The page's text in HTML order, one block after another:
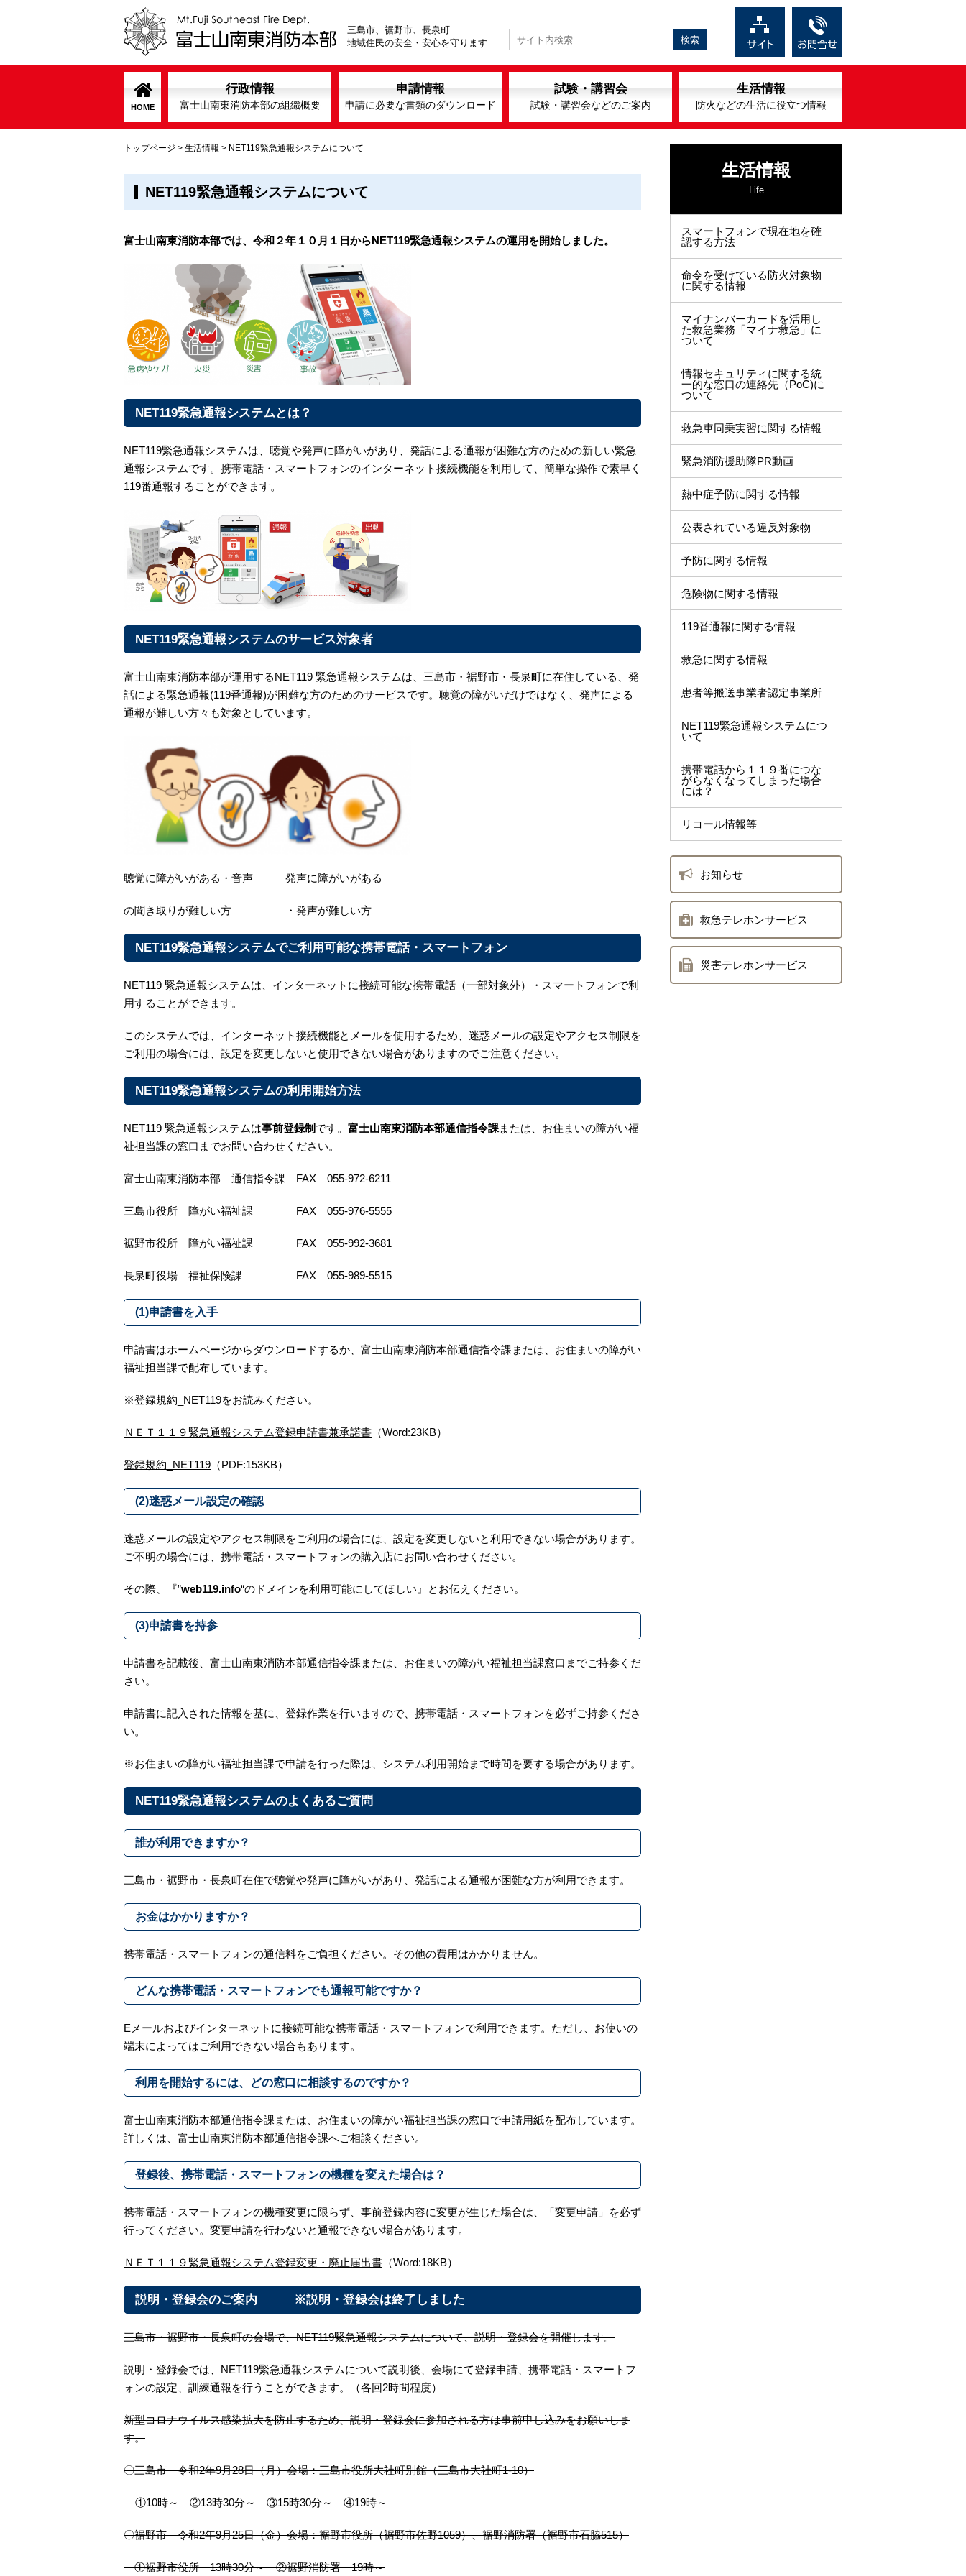
三島市、裾野市、長泉町
地域住民の安全・安心を守ります
HOME
行政情報
富士山南東消防本部の組織概要
申請情報
申請に必要な書類のダウンロード
試験・講習会
試験・講習会などのご案内
生活情報
防火などの生活に役立つ情報
トップページ > 生活情報 > NET119緊急通報システムについて
NET119緊急通報システムについて
富士山南東消防本部では、令和２年１０月１日からNET119緊急通報システムの運用を開始しました。
NET119緊急通報システムとは？
NET119緊急通報システムは、聴覚や発声に障がいがあり、発話による通報が困難な方のための新しい緊急
通報システムです。携帯電話・スマートフォンのインターネット接続機能を利用して、簡単な操作で素早く
119番通報することができます。
NET119緊急通報システムのサービス対象者
富士山南東消防本部が運用するNET119 緊急通報システムは、三島市・裾野市・長泉町に在住している、発
話による緊急通報(119番通報)が困難な方のためのサービスです。聴覚の障がいだけではなく、発声による
通報が難しい方々も対象としています。
聴覚に障がいがある・音声 発声に障がいがある
の聞き取りが難しい方 ・発声が難しい方
NET119緊急通報システムでご利用可能な携帯電話・スマートフォン
NET119 緊急通報システムは、インターネットに接続可能な携帯電話（一部対象外）・スマートフォンで利
用することができます。
このシステムでは、インターネット接続機能とメールを使用するため、迷惑メールの設定やアクセス制限を
ご利用の場合には、設定を変更しないと使用できない場合がありますのでご注意ください。
NET119緊急通報システムの利用開始方法
NET119 緊急通報システムは事前登録制 です。 富士山南東消防本部通信指令課または、お住まいの障がい福
祉担当課の窓口までお問い合わせください。
富士山南東消防本部 通信指令課 FAX 055-972-6211
三島市役所 障がい福祉課 FAX 055-976-5555
裾野市役所 障がい福祉課 FAX 055-992-3681
長泉町役場 福祉保険課 FAX 055-989-5515
(1)申請書を入手
申請書はホームページからダウンロードするか、富士山南東消防本部通信指令課または、お住まいの障がい
福祉担当課で配布しています。
※登録規約_NET119をお読みください。
ＮＥＴ１１９緊急通報システム登録申請書兼承諾書 （Word:23KB）
登録規約_NET119 （PDF:153KB）
(2)迷惑メール設定の確認
迷惑メールの設定やアクセス制限をご利用の場合には、設定を変更しないと利用できない場合があります。
ご不明の場合には、携帯電話・スマートフォンの購入店にお問い合わせください。
その際、『”web119.info“のドメインを利用可能にしてほしい』とお伝えください。
(3)申請書を持参
申請書を記載後、富士山南東消防本部通信指令課または、お住まいの障がい福祉担当課窓口までご持参くだ
さい。
申請書に記入された情報を基に、登録作業を行いますので、携帯電話・スマートフォンを必ずご持参くださ
い。
※お住まいの障がい福祉担当課で申請を行った際は、システム利用開始まで時間を要する場合があります。
NET119緊急通報システムのよくあるご質問
誰が利用できますか？
三島市・裾野市・長泉町在住で聴覚や発声に障がいがあり、発話による通報が困難な方が利用できます。
お金はかかりますか？
携帯電話・スマートフォンの通信料をご負担ください。その他の費用はかかりません。
どんな携帯電話・スマートフォンでも通報可能ですか？
Eメールおよびインターネットに接続可能な携帯電話・スマートフォンで利用できます。ただし、お使いの
端末によってはご利用できない場合もあります。
利用を開始するには、どの窓口に相談するのですか？
富士山南東消防本部通信指令課または、お住まいの障がい福祉担当課の窓口で申請用紙を配布しています。
詳しくは、富士山南東消防本部通信指令課へご相談ください。
登録後、携帯電話・スマートフォンの機種を変えた場合は？
携帯電話・スマートフォンの機種変更に限らず、事前登録内容に変更が生じた場合は、「変更申請」を必ず
行ってください。変更申請を行わないと通報できない場合があります。
ＮＥＴ１１９緊急通報システム登録変更・廃止届出書 （Word:18KB）
説明・登録会のご案内 ※説明・登録会は終了しました
三島市・裾野市・長泉町の会場で、NET119緊急通報システムについて、説明・登録会を開催します。
説明・登録会では、NET119緊急通報システムについて説明後、会場にて登録申請、携帯電話・スマートフ
ォンの設定、訓練通報を行うことができます。（各回2時間程度）
新型コロナウイルス感染拡大を防止するため、説明・登録会に参加される方は事前申し込みをお願いしま
す。
〇三島市 令和2年9月28日（月）会場：三島市役所大社町別館（三島市大社町1-10）
①10時～ ②13時30分～ ③15時30分～ ④19時～
〇裾野市 令和2年9月25日（金）会場：裾野市役所（裾野市佐野1059）、裾野消防署（裾野市石脇515）
①裾野市役所 13時30分～ ②裾野消防署 19時～
生活情報
Life
スマートフォンで現在地を確
認する方法
命令を受けている防火対象物
に関する情報
マイナンバーカードを活用し
た救急業務「マイナ救急」に
ついて
情報セキュリティに関する統
一的な窓口の連絡先（PoC)に
ついて
救急車同乗実習に関する情報
緊急消防援助隊PR動画
熱中症予防に関する情報
公表されている違反対象物
予防に関する情報
危険物に関する情報
119番通報に関する情報
救急に関する情報
患者等搬送事業者認定事業所
NET119緊急通報システムにつ
いて
携帯電話から１１９番につな
がらなくなってしまった場合
には？
リコール情報等
お知らせ
救急テレホンサービス
災害テレホンサービス